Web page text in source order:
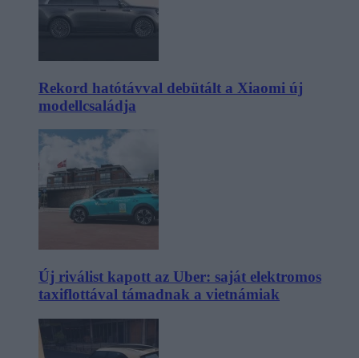
Rekord hatótávval debütált a Xiaomi új
modellcsaládja
Új riválist kapott az Uber: saját elektromos
taxiflottával támadnak a vietnámiak